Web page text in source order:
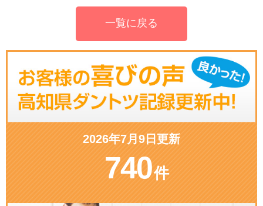
一覧に戻る
740
2026年7月9日更新